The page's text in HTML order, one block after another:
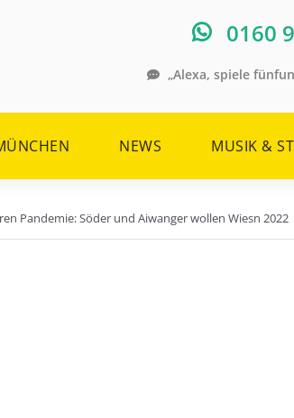
0160
„Alexa, spiele
NEWS MUSIK &
Pandemie: Söder und Aiwanger wollen Wiesn 2022